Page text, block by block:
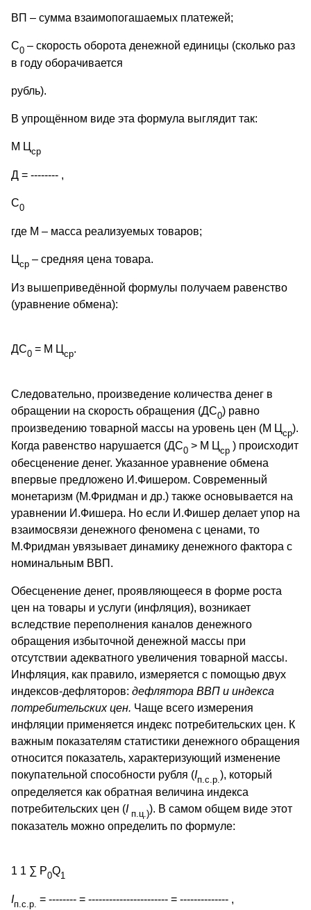
ВП – сумма взаимопогашаемых платежей;
С0 – скорость оборота денежной единицы (сколько раз
в году оборачивается
рубль).
В упрощённом виде эта формула выглядит так:
М Ц ср
Д = -------- ,
С0
где М – масса реализуемых товаров;
Ц ср – средняя цена товара.
Из вышеприведённой формулы получаем равенство
(уравнение обмена):
ДС0 = М Ц ср.
Следовательно, произведение количества денег в
обращении на скорость обращения (ДС0) равно
произведению товарной массы на уровень цен (М Ц ср).
Когда равенство нарушается (ДС0 > М Ц ср ) происходит
обесценение денег. Указанное уравнение обмена
впервые предложено И.Фишером. Современный
монетаризм (М.Фридман и др.) также основывается на
уравнении И.Фишера. Но если И.Фишер делает упор на
взаимосвязи денежного феномена с ценами, то
М.Фридман увязывает динамику денежного фактора с
номинальным ВВП.
Обесценение денег, проявляющееся в форме роста
цен на товары и услуги (инфляция), возникает
вследствие переполнения каналов денежного
обращения избыточной денежной массы при
отсутствии адекватного увеличения товарной массы.
Инфляция, как правило, измеряется с помощью двух
индексов-дефляторов: дефлятора ВВП и индекса
потребительских цен. Чаще всего измерения
инфляции применяется индекс потребительских цен. К
важным показателям статистики денежного обращения
относится показатель, характеризующий изменение
покупательной способности рубля (Iп.с.р. ), который
определяется как обратная величина индекса
потребительских цен (I п.ц.)). В самом общем виде этот
показатель можно определить по формуле:
1 1 ∑ P0Q1
Iп.с.р. = -------- = ----------------------- = -------------- ,